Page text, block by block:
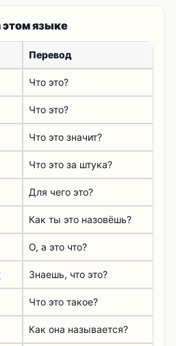
языке
Перевод
Что это?
Что это?
Что это значит?
Что это за штука?
Для чего это?
Как ты это назовёшь?
О, а это что?
Знаешь, что это?
Что это такое?
Как она называется?